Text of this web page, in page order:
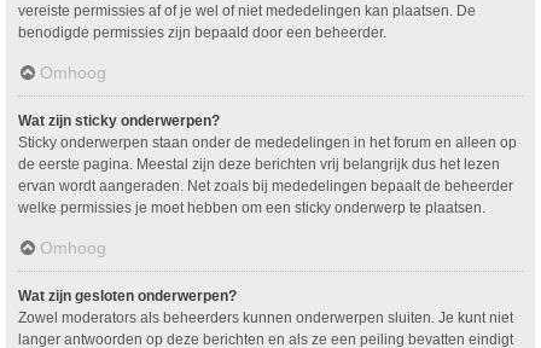
vereiste permissies af of je wel of niet mededelingen kan plaatsen. De
benodigde permissies zijn bepaald door een beheerder.
Omhoog
Wat zijn sticky onderwerpen?
Sticky onderwerpen staan onder de mededelingen in het forum en alleen op
de eerste pagina. Meestal zijn deze berichten vrij belangrijk dus het lezen
ervan wordt aangeraden. Net zoals bij mededelingen bepaalt de beheerder
welke permissies je moet hebben om een sticky onderwerp te plaatsen.
Omhoog
Wat zijn gesloten onderwerpen?
Zowel moderators als beheerders kunnen onderwerpen sluiten. Je kunt niet
langer antwoorden op deze berichten en als ze een peiling bevatten eindigt